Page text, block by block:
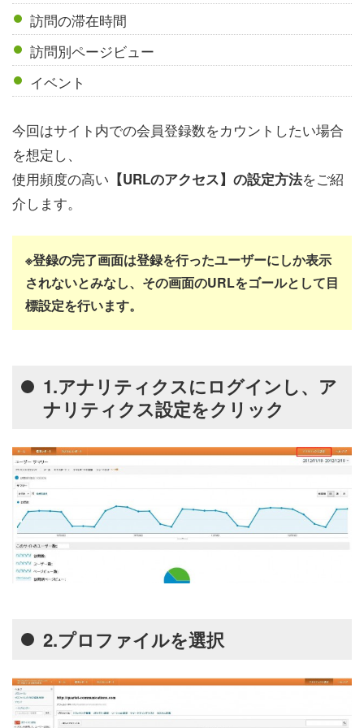
訪問の滞在時間
訪問別ページビュー
イベント
今回はサイト内での会員登録数をカウントしたい場合
を想定し、
使用頻度の高い 【URLのアクセス】の設定方法をご紹
介します。
※登録の完了画面は登録を行ったユーザーにしか表示
されないとみなし、その画面のURLをゴールとして目
標設定を行います。
1.アナリティクスにログインし、ア
ナリティクス設定をクリック
2.プロファイルを選択